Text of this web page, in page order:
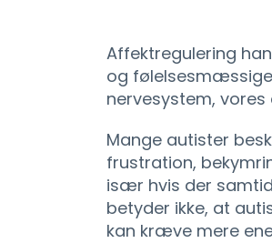
Affektregulering
og
nervesystem,
Mange autister
frustration,
især hvis der
betyder ikke, at
kan kræve mere